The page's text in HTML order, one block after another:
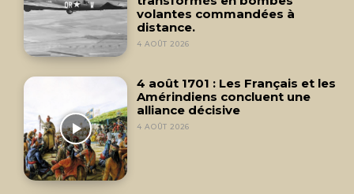
volantes commandées à
distance.
4 AOÛT 2026
4 août 1701 : Les Français et les
Amérindiens concluent une
alliance décisive
4 AOÛT 2026